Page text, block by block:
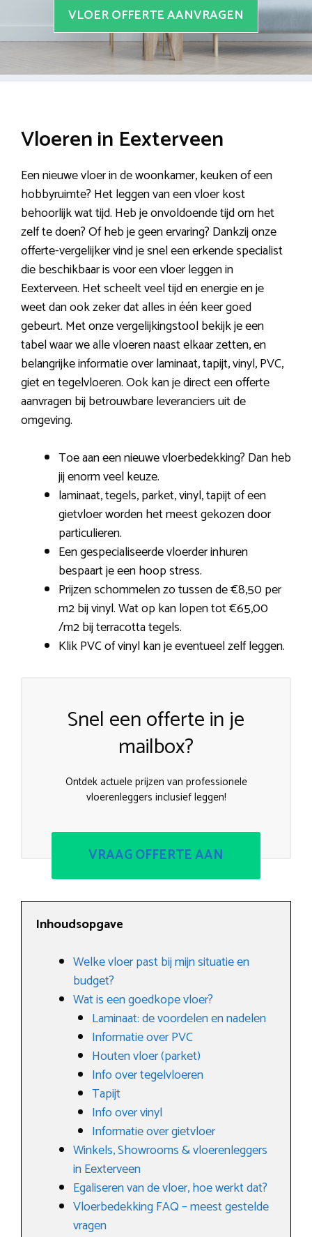
VLOER OFFERTE AANVRAGEN
Vloeren in Eexterveen
Een nieuwe vloer in de woonkamer, keuken of een
hobbyruimte? Het leggen van een vloer kost
behoorlijk wat tijd. Heb je onvoldoende tijd om het
zelf te doen? Of heb je geen ervaring? Dankzij onze
offerte-vergelijker vind je snel een erkende specialist
die beschikbaar is voor een vloer leggen in
Eexterveen. Het scheelt veel tijd en energie en je
weet dan ook zeker dat alles in één keer goed
gebeurt. Met onze vergelijkingstool bekijk je een
tabel waar we alle vloeren naast elkaar zetten, en
belangrijke informatie over laminaat, tapijt, vinyl, PVC,
giet en tegelvloeren. Ook kan je direct een offerte
aanvragen bij betrouwbare leveranciers uit de
omgeving.
Toe aan een nieuwe vloerbedekking? Dan heb
jij enorm veel keuze.
laminaat, tegels, parket, vinyl, tapijt of een
gietvloer worden het meest gekozen door
particulieren.
Een gespecialiseerde vloerder inhuren
bespaart je een hoop stress.
Prijzen schommelen zo tussen de €8,50 per
m2 bij vinyl. Wat op kan lopen tot €65,00
/m2 bij terracotta tegels.
Klik PVC of vinyl kan je eventueel zelf leggen.
Snel een offerte in je
mailbox?
Ontdek actuele prijzen van professionele
vloerenleggers inclusief leggen!
VRAAG OFFERTE AAN
Inhoudsopgave
Welke vloer past bij mijn situatie en
budget?
Wat is een goedkope vloer?
Laminaat: de voordelen en nadelen
Informatie over PVC
Houten vloer (parket)
Info over tegelvloeren
Tapijt
Info over vinyl
Informatie over gietvloer
Winkels, Showrooms & vloerenleggers
in Eexterveen
Egaliseren van de vloer, hoe werkt dat?
Vloerbedekking FAQ – meest gestelde
vragen